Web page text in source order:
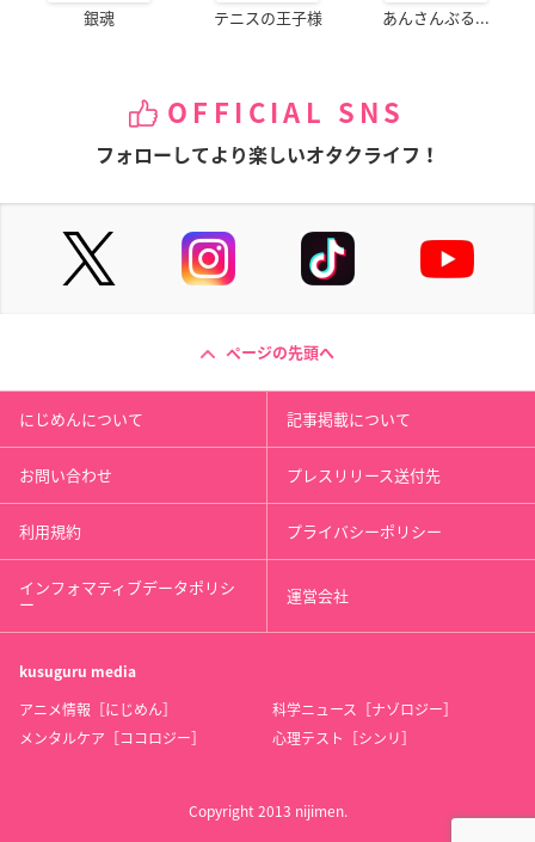
銀魂 テニスの王子様 あんさんぶる...
OFFICIAL SNS
フォローしてより楽しいオタクライフ！
ページの先頭へ
にじめんについて 記事掲載について
お問い合わせ プレスリリース送付先
利用規約 プライバシーポリシー
インフォマティブデータポリシ
ー 運営会社
kusuguru media
アニメ情報［にじめん］
科学ニュース［ナゾロジー］
メンタルケア［ココロジー］
心理テスト［シンリ］
Copyright 2013 nijimen.